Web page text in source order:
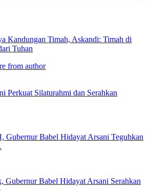
Kandungan Timah, Askandi: Timah di
Tuhan
from author
Perkuat Silaturahmi dan Serahkan
Gubernur Babel Hidayat Arsani Teguhkan
Gubernur Babel Hidayat Arsani Serahkan